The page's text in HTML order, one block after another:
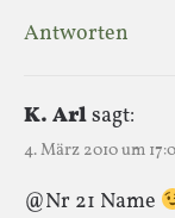
Antworten
K. Arlsagt:
4. März 2010 um
@Nr 21 Name